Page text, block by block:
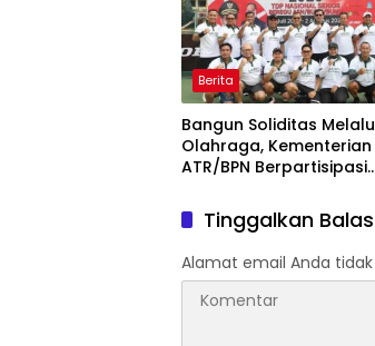
Berita
Bangun Soliditas
Olahraga, Kementerian
ATR/BPN Berpartisipasi
Gubernur DKI Jakarta
Tinggalkan
Alamat email Anda